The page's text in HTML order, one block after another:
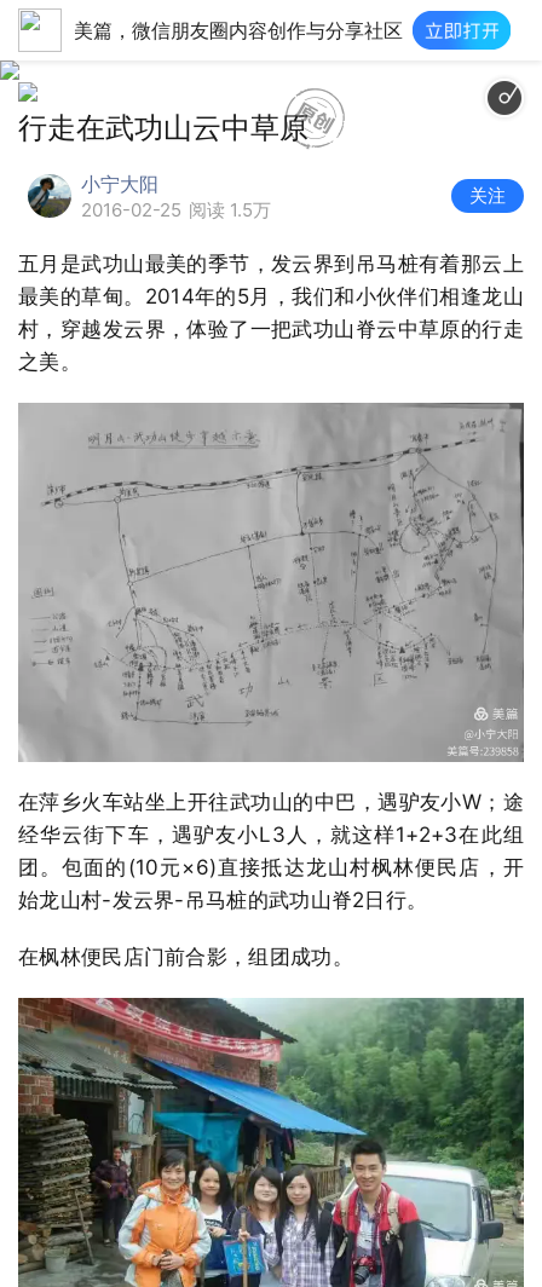
美篇，微信朋友圈内容创作与分享社区
行走在武功山云中草原
小宁大阳
2016-02-25 阅读 1.5万
关注
五月是武功山最美的季节，发云界到吊马桩有着那云上
最美的草甸。2014年的5月，我们和小伙伴们相逢龙山
村，穿越发云界，体验了一把武功山脊云中草原的行走
之美。
在萍乡火车站坐上开往武功山的中巴，遇驴友小W；途
经华云街下车，遇驴友小L3人，就这样1+2+3在此组
团。包面的(10元×6)直接抵达龙山村枫林便民店，开
始龙山村-发云界-吊马桩的武功山脊2日行。
在枫林便民店门前合影，组团成功。
500 Miles|The